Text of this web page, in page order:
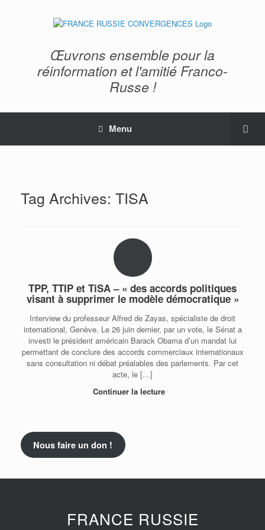
Œuvrons ensemble pour la
réinformation et l'amitié Franco-
Russe !
Menu
Tag Archives: TISA
TPP, TTIP et TiSA – « des accords politiques
visant à supprimer le modèle démocratique »
Interview du professeur Alfred de Zayas, spécialiste de droit
international, Genève. Le 26 juin dernier, par un vote, le Sénat a
investi le président américain Barack Obama d’un mandat lui
permettant de conclure des accords commerciaux internationaux
sans consultation ni débat préalables des parlements. Par cet
acte, le […]
Continuer la lecture
Nous faire un don !
FRANCE RUSSIE